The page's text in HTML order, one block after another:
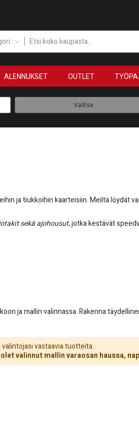
Kaikki kategoriat
ALENNUKSET OUTLET
Valitse ...
ja tiukkoihin kaarteisiin. Meiltä löydät
sekä ajohousut, jotka kestävät
ja mallin valinnassa. Rakenna
valintojasi vastaavia tuotteita.
valinnut mallin varaosan haussa,